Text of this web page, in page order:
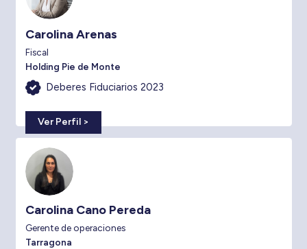
Carolina Arenas
Fiscal
Holding Pie de Monte
Deberes Fiduciarios 2023
Ver Perfil >
Carolina Cano Pereda
Gerente de operaciones
Tarragona